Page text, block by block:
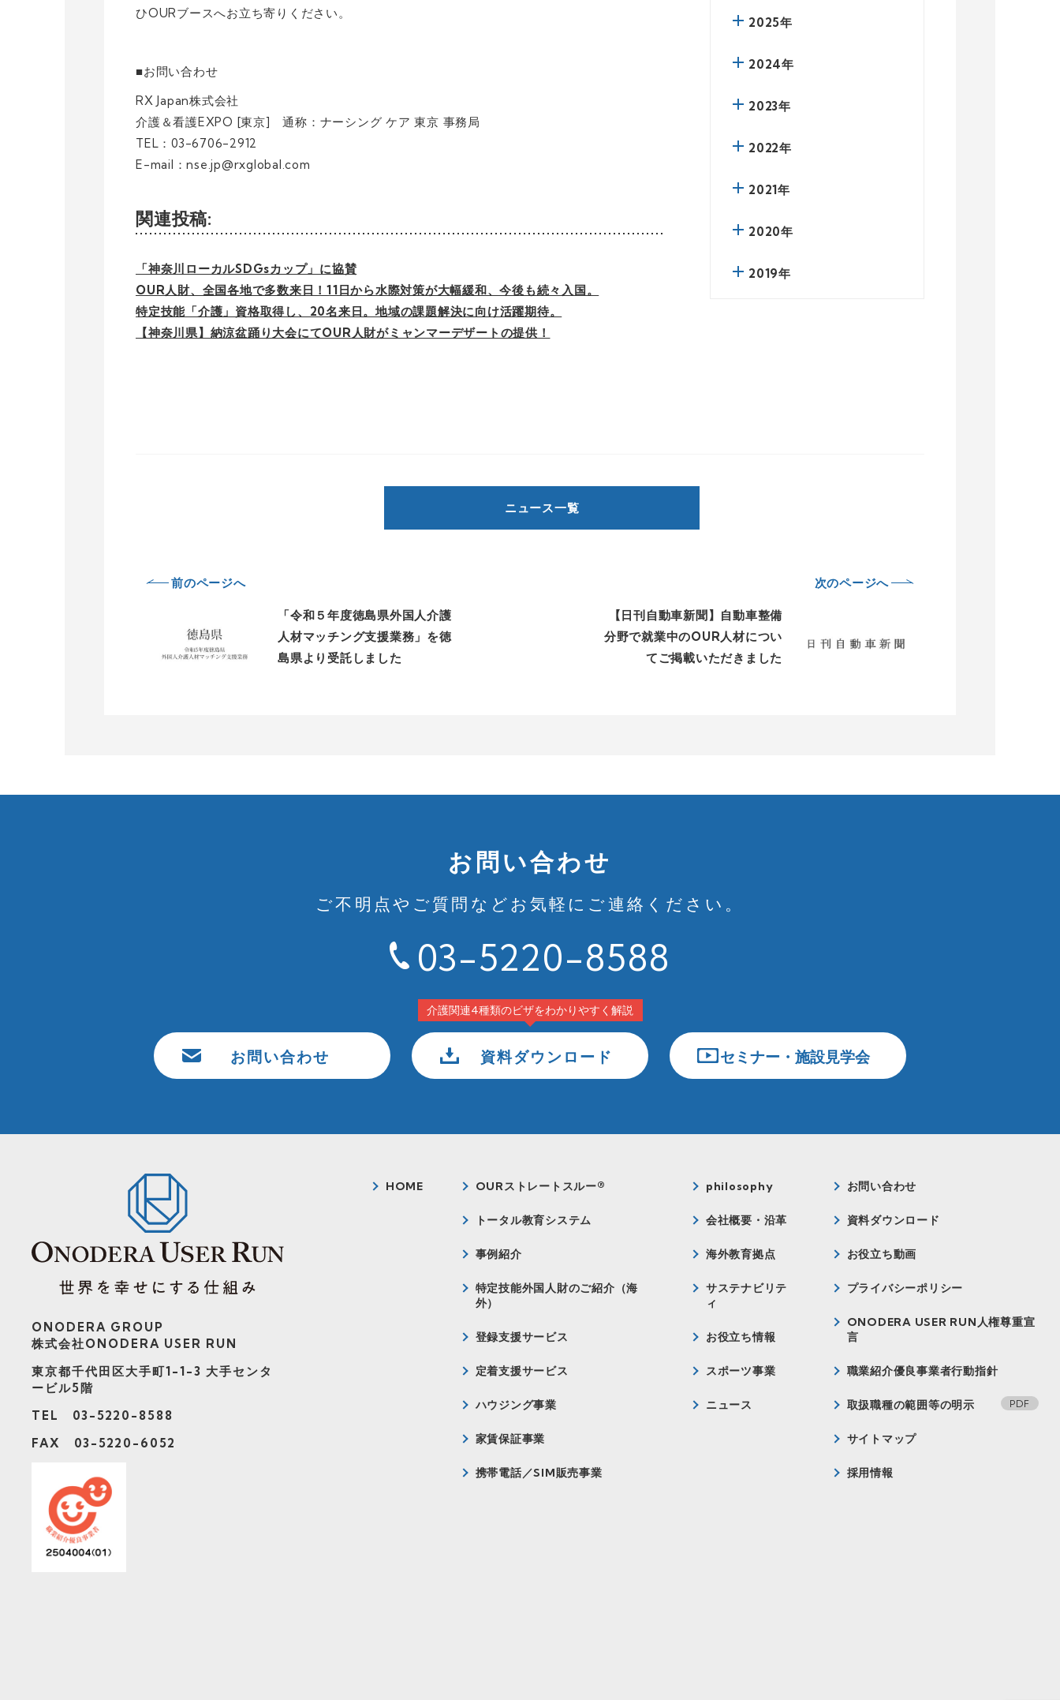
ひOURブースへお立ち寄りください。
■お問い合わせ
RX Japan株式会社
介護＆看護EXPO [東京] 通称：ナーシング ケア 東京 事務局
TEL：03-6706-2912
E-mail：nse.jp@rxglobal.com
関連投稿:
「神奈川ローカルSDGsカップ」に協賛
OUR人財、全国各地で多数来日！11日から水際対策が大幅緩和、今後も続々入国。
特定技能「介護」資格取得し、20名来日。地域の課題解決に向け活躍期待。
【神奈川県】納涼盆踊り大会にてOUR人財がミャンマーデザートの提供！
2025年
2024年
2023年
2022年
2021年
2020年
2019年
ニュース一覧
前のページへ
「令和５年度徳島県外国人介護
人材マッチング支援業務」を徳
島県より受託しました
次のページへ
【日刊自動車新聞】自動車整備
分野で就業中のOUR人材につい
てご掲載いただきました
お問い合わせ
ご不明点やご質問など お気軽にご連絡ください。
03-5220-8588
お問い合わせ
介護関連4種類のビザをわかりやすく解説
資料ダウンロード セミナー・施設見学会
ONODERA GROUP
株式会社ONODERA USER RUN
東京都千代田区大手町1-1-3 大手センタ
ービル5階
TEL 03-5220-8588
FAX 03-5220-6052
HOME OURストレートスルー®
トータル教育システム
事例紹介
特定技能外国人財のご紹介（海
外）
登録支援サービス
定着支援サービス
ハウジング事業
家賃保証事業
携帯電話／SIM販売事業
philosophy
会社概要・沿革
海外教育拠点
サステナビリテ
ィ
お役立ち情報
スポーツ事業
ニュース
お問い合わせ
資料ダウンロード
お役立ち動画
プライバシーポリシー
ONODERA USER RUN人権尊重宣
言
職業紹介優良事業者行動指針
取扱職種の範囲等の明示
サイトマップ
採用情報